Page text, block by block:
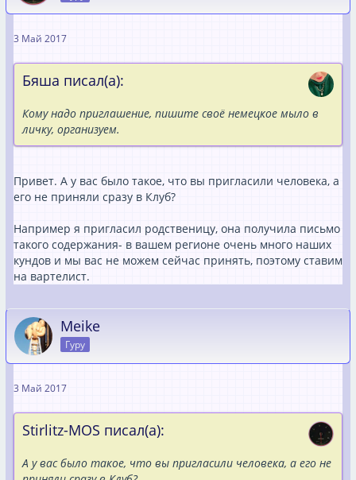
3 Май 2017
Бяша писал(а):
Кому надо приглашение, пишите своё немецкое мыло в
личку, организуем.
Привет. А у вас было такое, что вы пригласили человека, а
его не приняли сразу в Клуб?
Например я пригласил родственицу, она получила письмо
такого содержания- в вашем регионе очень много наших
кундов и мы вас не можем сейчас принять, поэтому ставим
на вартелист.
Meike
Гуру
3 Май 2017
Stirlitz-MOS писал(а):
А у вас было такое, что вы пригласили человека, а его не